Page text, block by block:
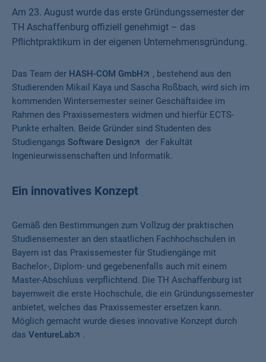
Am 23. August wurde das erste Gründungssemester der
TH Aschaffenburg offiziell genehmigt – das
Pflichtpraktikum in der eigenen Unternehmensgründung.
Das Team der HASH-COM GmbH
, bestehend aus den
Studierenden Mikail Kaya und Sascha Roßbach, wird sich im
kommenden Wintersemester seiner Geschäftsidee im
Rahmen des Praxissemesters widmen und hierfür ECTS-
Punkte erhalten. Beide Gründer sind Studenten des
Studiengangs Software Design
der Fakultät
Ingenieurwissenschaften und Informatik.
Ein innovatives Konzept
Gemäß den Bestimmungen zum Vollzug der praktischen
Studiensemester an den staatlichen Fachhochschulen in
Bayern ist das Praxissemester für Studiengänge mit
Bachelor-, Diplom- und gegebenenfalls auch mit einem
Master-Abschluss verpflichtend. Die TH Aschaffenburg ist
bayernweit die erste Hochschule, die ein Gründungssemester
anbietet, welches das Praxissemester ersetzen kann.
Möglich gemacht wurde dieses innovative Konzept durch
das VentureLab .